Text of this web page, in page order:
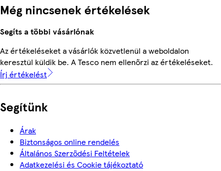
Még nincsenek értékelések
Segíts a többi vásárlónak
Az értékeléseket a vásárlók közvetlenül a weboldalon
keresztül küldik be. A Tesco nem ellenőrzi az értékeléseket.
Írj értékelést
Segítünk
Árak
Biztonságos online rendelés
Általános Szerződési Feltételek
Adatkezelési és Cookie tájékoztató